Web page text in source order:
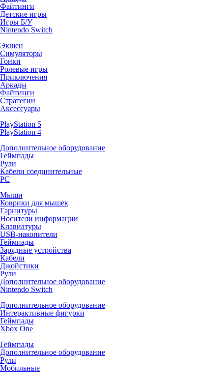
Файтинги
Детские игры
Игры Б/У
Nintendo Switch
Экшен
Симуляторы
Гонки
Ролевые игры
Приключения
Аркады
Файтинги
Стратегии
Аксессуары
PlayStation 5
PlayStation 4
Дополнительное оборудование
Геймпады
Рули
Кабели соединительные
PC
Мыши
Коврики для мышек
Гарнитуры
Носители информации
Клавиатуры
USB-накопители
Геймпады
Зарядные устройства
Кабели
Джойстики
Рули
Дополнительное оборудование
Nintendo Switch
Дополнительное оборудование
Интерактивные фигурки
Геймпады
Xbox One
Геймпады
Дополнительное оборудование
Рули
Мобильные